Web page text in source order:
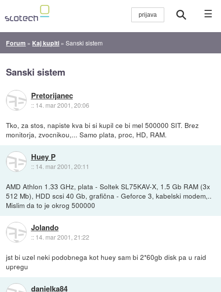
☰
Forum » Kaj kupiti »Sanski sistem
Sanski sistem
Pretorijanec
:: 14. mar 2001, 20:06
Tko, za stos, napiste kva bi si kupil ce bi mel 500000 SIT. Brez
monitorja, zvocnikou,... Samo plata, proc, HD, RAM.
Huey P
:: 14. mar 2001, 20:11
AMD Athlon 1.33 GHz, plata - Soltek SL75KAV-X, 1.5 Gb RAM (3x
512 Mb), HDD scsi 40 Gb, grafična - Geforce 3, kabelski modem,..
Mislim da to je okrog 500000
Jolando
:: 14. mar 2001, 21:22
jst bi uzel neki podobnega kot huey sam bi 2*60gb disk pa u raid
upregu
danielka84